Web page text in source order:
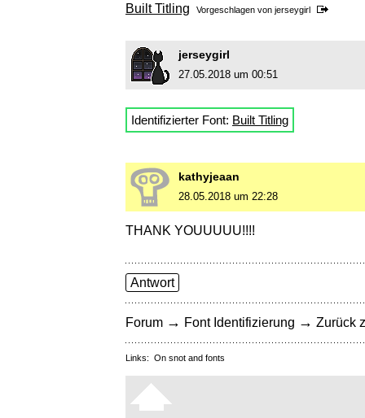
Built Titling Vorgeschlagen von jerseygirl
jerseygirl
27.05.2018 um 00:51
Identifizierter Font: Built Titling
kathyjeaan
28.05.2018 um 22:28
THANK YOUUUUU!!!!
Antwort
Forum → Font Identifizierung → Zurück
Links: On snot and fonts